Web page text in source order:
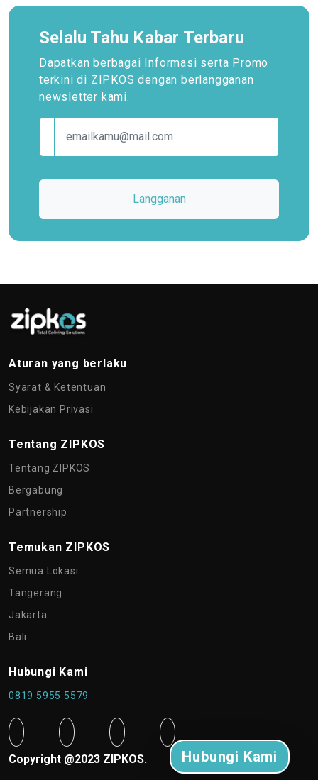
Selalu Tahu Kabar Terbaru
Dapatkan berbagai Informasi serta Promo
terkinidi ZIPKOS dengan berlangganan
newsletter kami.
Langganan
Aturan yang berlaku
Syarat & Ketentuan
Kebijakan Privasi
Tentang ZIPKOS
Tentang ZIPKOS
Bergabung
Partnership
Temukan ZIPKOS
Semua Lokasi
Tangerang
Jakarta
Bali
Hubungi Kami
0819 5955 5579
Copyright @2023 ZIPKOS. Hubungi Kami